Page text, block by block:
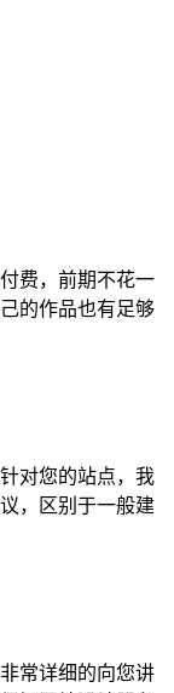
费，前期不花一
的作品也有足够
对您的站点，我
，区别于一般建
常详细的向您讲